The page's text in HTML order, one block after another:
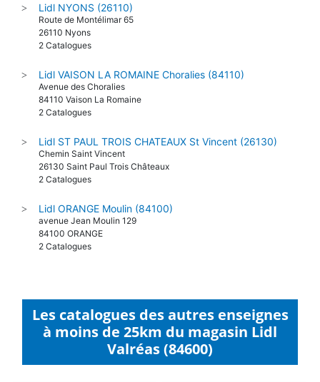
> Lidl NYONS (26110)
Route de Montélimar 65
26110 Nyons
2 Catalogues
> Lidl VAISON LA ROMAINE Choralies (84110)
Avenue des Choralies
84110 Vaison La Romaine
2 Catalogues
> Lidl ST PAUL TROIS CHATEAUX St Vincent (26130)
Chemin Saint Vincent
26130 Saint Paul Trois Châteaux
2 Catalogues
> Lidl ORANGE Moulin (84100)
avenue Jean Moulin 129
84100 ORANGE
2 Catalogues
Les catalogues des autres enseignes
à moins de 25km du magasin Lidl
Valréas (84600)